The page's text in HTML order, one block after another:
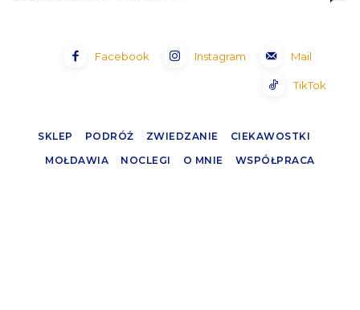
Facebook Instagram Mail
TikTok
SKLEP PODRÓŻ ZWIEDZANIE
CIEKAWOSTKI
MOŁDAWIA
NOCLEGI O MNIE WSPÓŁPRACA